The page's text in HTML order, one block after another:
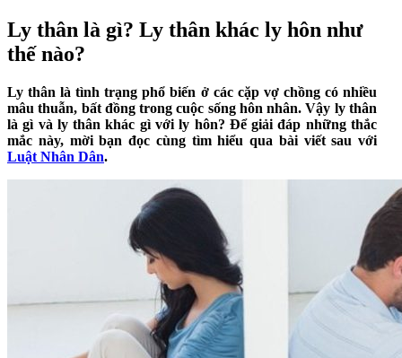
Ly thân là gì? Ly thân khác ly hôn như
thế nào?
Ly thân là tình trạng phổ biến ở các cặp vợ chồng có nhiều
mâu thuẫn, bất đồng trong cuộc sống hôn nhân. Vậy ly thân
là gì và ly thân khác gì với ly hôn? Để giải đáp những thắc
mắc này, mời bạn đọc cùng tìm hiểu qua bài viết sau với
Luật Nhân Dân.